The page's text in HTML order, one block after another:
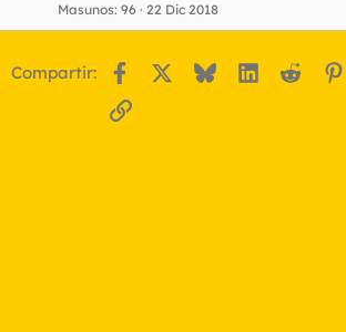
Masunos 96 22 Dic 2018
Compartir: Facebook BlueskyLinkedIn
Reddit
Enlace